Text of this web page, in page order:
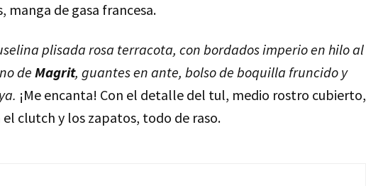
de gasa francesa.
plisada rosa terracota, con bordados imperio en hilo al
deMagrit, guantes en ante, bolso de boquilla fruncido y
¡Me encanta! Con el detalle del tul, medio rostro cubierto,
clutch y los zapatos, todo de raso.